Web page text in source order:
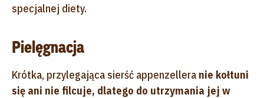
specjalnej diety.
Pielęgnacja
Krótka, przylegająca sierść appenzellera nie kołtuni
się ani nie filcuje, dlatego do utrzymania jej w